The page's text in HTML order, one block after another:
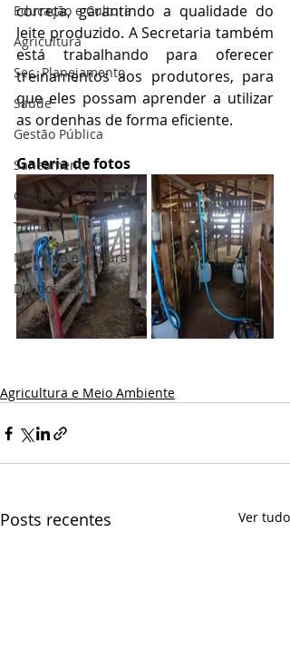
Educação e Cultura
Agricultura
Sec. Planejamento
Saúde
Gestão Pública
Saneamento
Cultura e Lazer
Trilha
Memória e Cultura
Dia dos Pais
correta, garantindo a qualidade do
leite produzido. A Secretaria também
está trabalhando para oferecer
treinamentos aos produtores, para
que eles possam aprender a utilizar
as ordenhas de forma eficiente.
Galeria de fotos
Agricultura e Meio Ambiente
Posts recentes Ver tudo